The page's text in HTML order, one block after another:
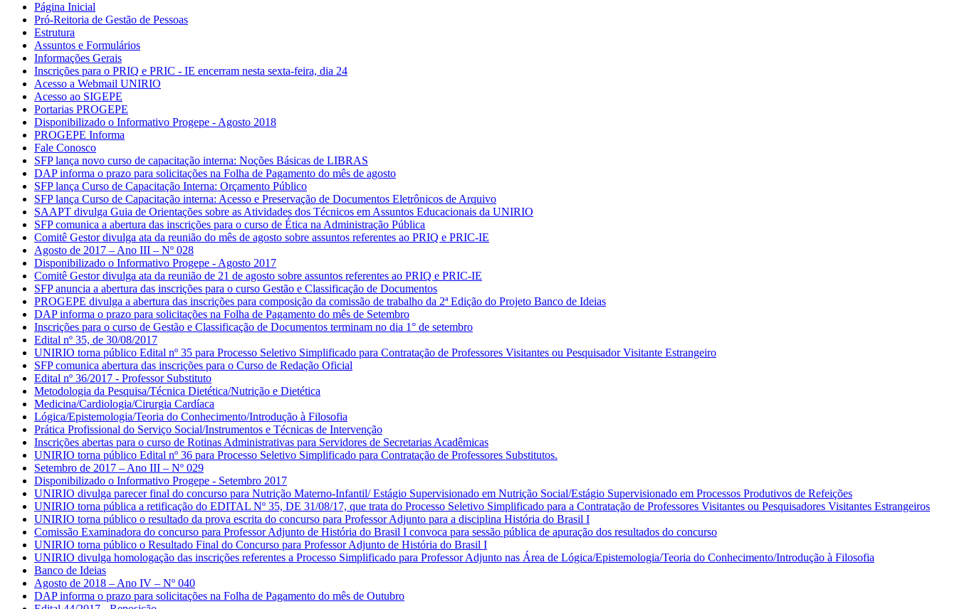
Página Inicial
Pró-Reitoria de Gestão de Pessoas
Estrutura
Assuntos e Formulários
Informações Gerais
Inscrições para o PRIQ e PRIC - IE encerram nesta sexta-feira, dia 24
Acesso a Webmail UNIRIO
Acesso ao SIGEPE
Portarias PROGEPE
Disponibilizado o Informativo Progepe - Agosto 2018
PROGEPE Informa
Fale Conosco
SFP lança novo curso de capacitação interna: Noções Básicas de LIBRAS
DAP informa o prazo para solicitações na Folha de Pagamento do mês de agosto
SFP lança Curso de Capacitação Interna: Orçamento Público
SFP lança Curso de Capacitação interna: Acesso e Preservação de Documentos Eletrônicos de Arquivo
SAAPT divulga Guia de Orientações sobre as Atividades dos Técnicos em Assuntos Educacionais da UNIRIO
SFP comunica a abertura das inscrições para o curso de Ética na Administração Pública
Comitê Gestor divulga ata da reunião do mês de agosto sobre assuntos referentes ao PRIQ e PRIC-IE
Agosto de 2017 – Ano III – Nº 028
Disponibilizado o Informativo Progepe - Agosto 2017
Comitê Gestor divulga ata da reunião de 21 de agosto sobre assuntos referentes ao PRIQ e PRIC-IE
SFP anuncia a abertura das inscrições para o curso Gestão e Classificação de Documentos
PROGEPE divulga a abertura das inscrições para composição da comissão de trabalho da 2ª Edição do Projeto Banco de Ideias
DAP informa o prazo para solicitações na Folha de Pagamento do mês de Setembro
Inscrições para o curso de Gestão e Classificação de Documentos terminam no dia 1° de setembro
Edital nº 35, de 30/08/2017
UNIRIO torna público Edital nº 35 para Processo Seletivo Simplificado para Contratação de Professores Visitantes ou Pesquisador Visitante Estrangeiro
SFP comunica abertura das inscrições para o Curso de Redação Oficial
Edital nº 36/2017 - Professor Substituto
Metodologia da Pesquisa/Técnica Dietética/Nutrição e Dietética
Medicina/Cardiologia/Cirurgia Cardíaca
Lógica/Epistemologia/Teoria do Conhecimento/Introdução à Filosofia
Prática Profissional do Serviço Social/Instrumentos e Técnicas de Intervenção
Inscrições abertas para o curso de Rotinas Administrativas para Servidores de Secretarias Acadêmicas
UNIRIO torna público Edital nº 36 para Processo Seletivo Simplificado para Contratação de Professores Substitutos.
Setembro de 2017 – Ano III – Nº 029
Disponibilizado o Informativo Progepe - Setembro 2017
UNIRIO divulga parecer final do concurso para Nutrição Materno-Infantil/ Estágio Supervisionado em Nutrição Social/Estágio Supervisionado em Processos Produtivos de Refeições
UNIRIO torna pública a retificação do EDITAL Nº 35, DE 31/08/17, que trata do Processo Seletivo Simplificado para a Contratação de Professores Visitantes ou Pesquisadores Visitantes Estrangeiros
UNIRIO torna público o resultado da prova escrita do concurso para Professor Adjunto para a disciplina História do Brasil I
Comissão Examinadora do concurso para Professor Adjunto de História do Brasil I convoca para sessão pública de apuração dos resultados do concurso
UNIRIO torna público o Resultado Final do Concurso para Professor Adjunto de História do Brasil I
UNIRIO divulga homologação das inscrições referentes a Processo Simplificado para Professor Adjunto nas Área de Lógica/Epistemologia/Teoria do Conhecimento/Introdução à Filosofia
Banco de Ideias
Agosto de 2018 – Ano IV – Nº 040
DAP informa o prazo para solicitações na Folha de Pagamento do mês de Outubro